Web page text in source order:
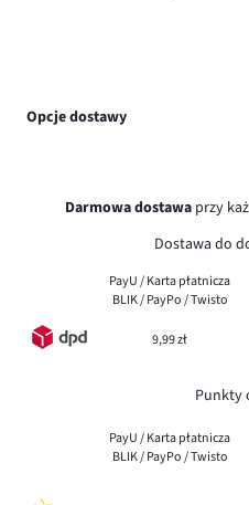
Opcje dostawy
Darmowa dostawa przy
Dostawa do
PayU / Karta płatnicza
BLIK / PayPo / Twisto
9,99 zł
Punkty
PayU / Karta płatnicza
BLIK / PayPo / Twisto